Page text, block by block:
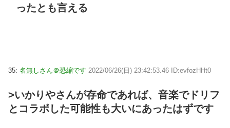
ったとも言える
35: 名無しさん＠恐縮です 2022/06/26(日) 23:42:53.46 ID:evfozHHt0
>いかりやさんが存命であれば、音楽でドリフ
とコラボした可能性も大いにあったはずです